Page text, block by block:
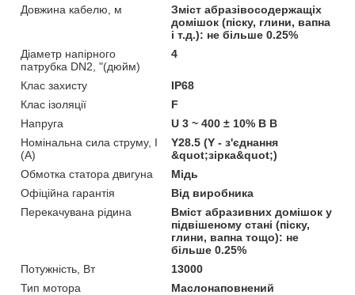
Довжина кабелю, м
Зміст абразівосодержащіх
домішок (піску, глини, вапна
і т.д.): не більше 0.25%
Діаметр напірного
патрубка DN2, "(дюйм)
4
Клас захисту
IP68
Клас ізоляції
F
Напруга
U 3 ~ 400 ± 10% В В
Номінальна сила струму, I
(А)
Y28.5 (Y - з'єднання
&quot;зірка&quot;)
Обмотка статора двигуна
Мідь
Офіційна гарантія
Від виробника
Перекачувана рідина
Вміст абразивних домішок у
підвішеному стані (піску,
глини, вапна тощо): не
більше 0.25%
Потужність, Вт
13000
Тип мотора
Маслонаповнений